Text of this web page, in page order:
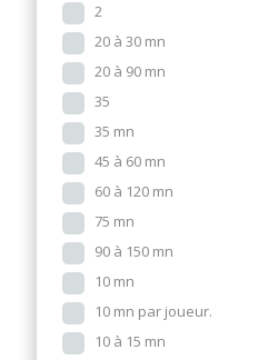
2
20 à 30 mn
20 à 90 mn
35
35 mn
45 à 60 mn
60 à 120 mn
75 mn
90 à 150 mn
10 mn
10 mn par joueur.
10 à 15 mn